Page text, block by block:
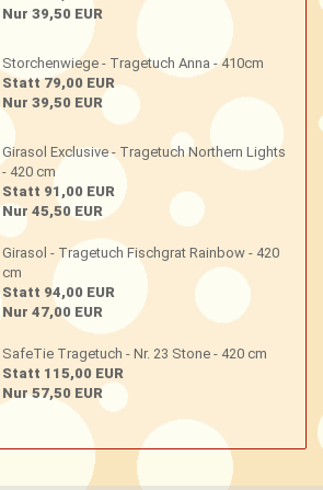
Nur 39,50 EUR
Storchenwiege - Tragetuch Anna - 410cm
Statt 79,00 EUR
Nur 39,50 EUR
Girasol Exclusive - Tragetuch Northern Lights
- 420 cm
Statt 91,00 EUR
Nur 45,50 EUR
Girasol - Tragetuch Fischgrat Rainbow - 420
cm
Statt 94,00 EUR
Nur 47,00 EUR
SafeTie Tragetuch - Nr. 23 Stone - 420 cm
Statt 115,00 EUR
Nur 57,50 EUR